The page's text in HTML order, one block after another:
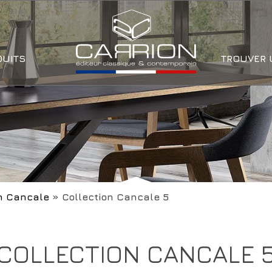
TROUVER
Cancale » Collection Cancale 5
CANCALE